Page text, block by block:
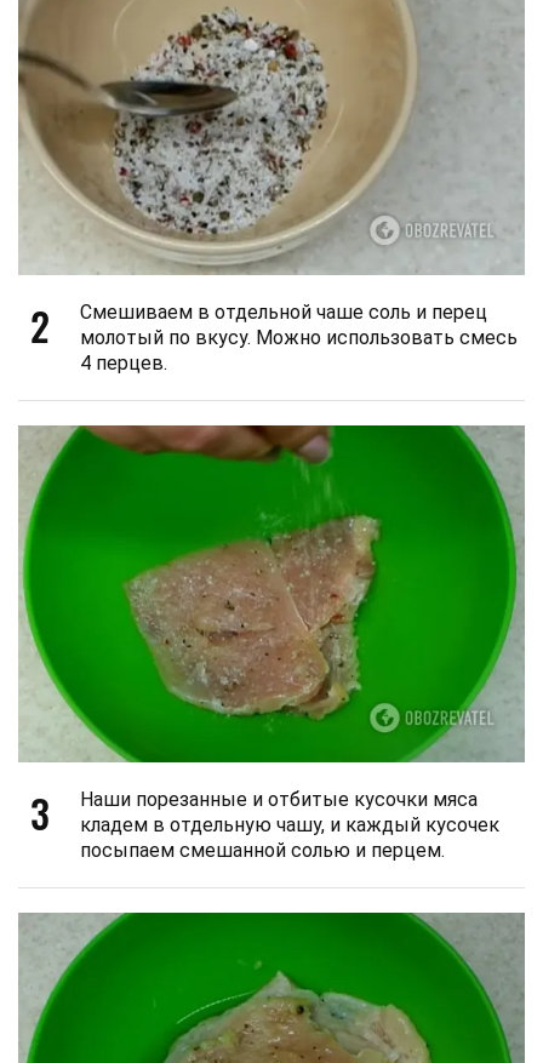
2
Смешиваем в отдельной чаше соль и перец
молотый по вкусу. Можно использовать смесь
4 перцев.
3
Наши порезанные и отбитые кусочки мяса
кладем в отдельную чашу, и каждый кусочек
посыпаем смешанной солью и перцем.